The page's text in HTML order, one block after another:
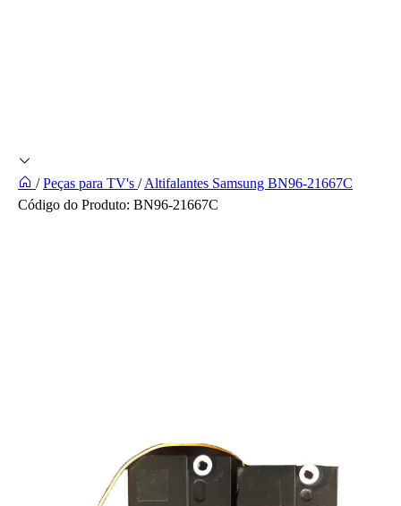
/ Peças para TV's /Altifalantes Samsung BN96-21667C
Código do Produto: BN96-21667C